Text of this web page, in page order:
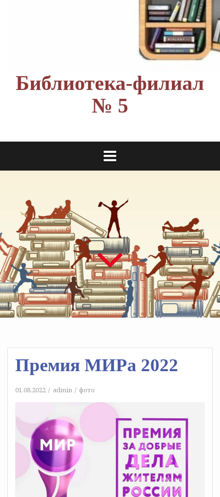
Библиотека-филиал
№ 5
Премия МИРа 2022
01.08.2022 admin фото